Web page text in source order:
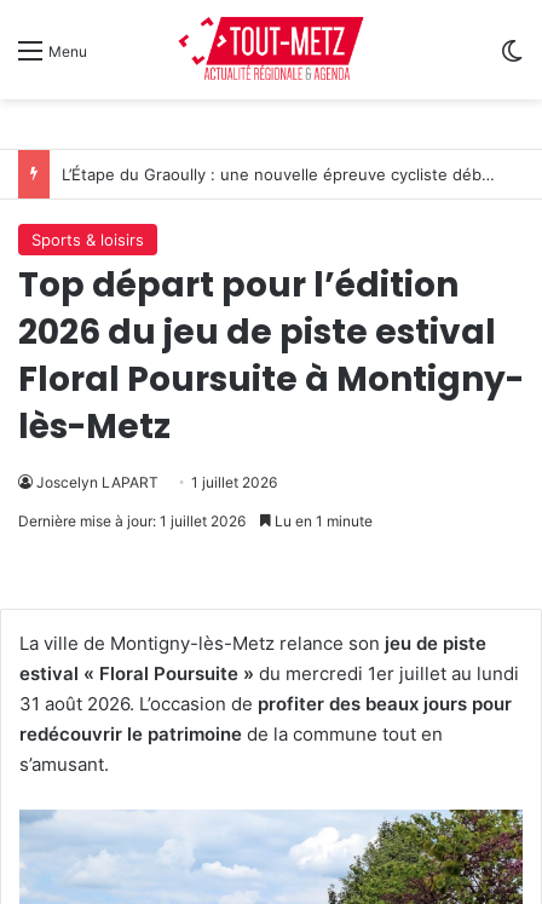
Menu
L’Étape du Graoully : une nouvelle épreuve cycliste débarque à Metz
Sports & loisirs
Top départ pour l’édition
2026 du jeu de piste estival
Floral Poursuite à Montigny-
lès-Metz
Joscelyn LAPART 1 juillet 2026
Dernière mise à jour: 1 juillet 2026 Lu en 1 minute
La ville de Montigny-lès-Metz relance son jeu de piste
estival « Floral Poursuite » du mercredi 1er juillet au lundi
31 août 2026. L’occasion de profiter des beaux jours pour
redécouvrir le patrimoine de la commune tout en
s’amusant.